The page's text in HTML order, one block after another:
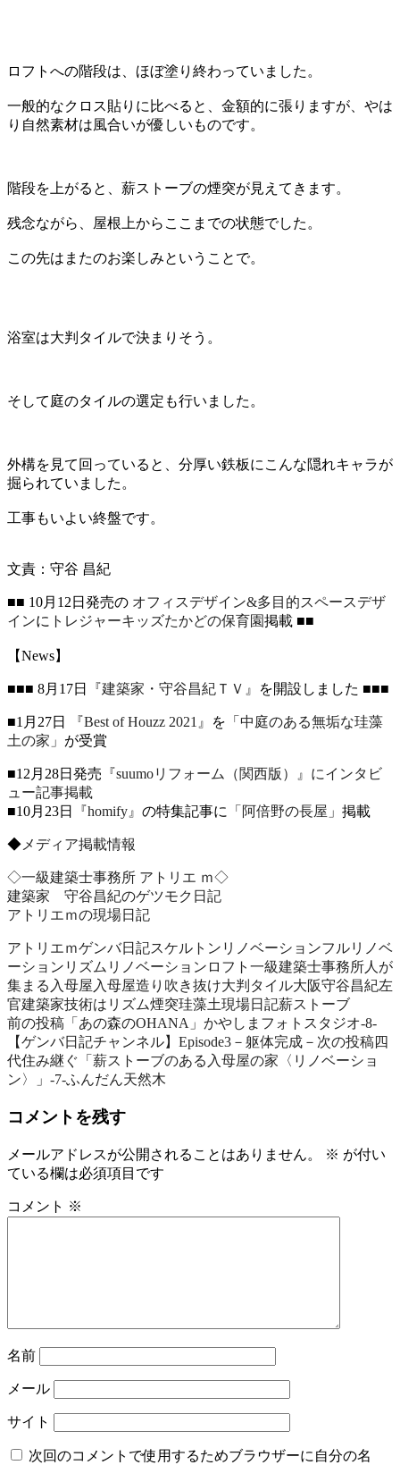
ロフトへの階段は、ほぼ塗り終わっていました。
一般的なクロス貼りに比べると、金額的に張りますが、やは
り自然素材は風合いが優しいものです。
階段を上がると、薪ストーブの煙突が見えてきます。
残念ながら、屋根上からここまでの状態でした。
この先はまたのお楽しみということで。
浴室は大判タイルで決まりそう。
そして庭のタイルの選定も行いました。
外構を見て回っていると、分厚い鉄板にこんな隠れキャラが
掘られていました。
工事もいよい終盤です。
文責：守谷 昌紀
■■ 10月12日発売の オフィスデザイン&多目的スペースデザ
インに トレジャーキッズたかどの保育園掲載 ■■
【News】
■■■ 8月17日 『建築家・守谷昌紀ＴＶ』 を開設しました ■■■
■1月27日 『Best of Houzz 2021』 を 「中庭のある無垢な珪藻
土の家」 が受賞
■12月28日発売 『suumoリフォーム（関西版）』にインタビ
ュー記事掲載
■10月23日
『homify』 の特集記事に 「阿倍野の長屋」 掲載
◆ メディア掲載情報
◇一級建築士事務所 アトリエ ｍ◇
建築家 守谷昌紀のゲツモク日記
アトリエｍの現場日記
アトリエｍゲンバ日記スケルトンリノベーションフルリノベ
ーション リズム リノベーション ロフト 一級建築士事務所人が
集まる 入母屋 入母屋造り 吹き抜け大判タイル大阪守谷昌紀左
官建築家技術はリズム煙突珪藻土現場日記薪ストーブ
投
稿
ナ
ビ
ー
シ
前の投稿 「あの森のOHANA」かやしまフォトスタジオ‐8‐
【ゲンバ日記チャンネル】Episode3－躯体完成－ 次の投稿四
代住み継ぐ「薪ストーブのある入母屋の家〈リノベーショ
ン〉」‐7‐ふんだん天然木
コメントを残す
メールアドレスが公開されることはありません。 ※ が付い
ている欄は必須項目です
コメント ※
名前
メール
サイト
次回のコメントで使用するためブラウザーに自分の名